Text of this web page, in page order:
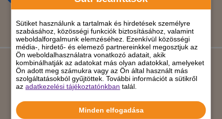
Sütiket használunk a tartalmak és hirdetések személyre
szabásához, közösségi funkciók biztosításához, valamint
weboldalforgalmunk elemzéséhez. Ezenkívül közösségi
média-, hirdető- és elemező partnereinkkel megosztjuk az
Ön weboldalhasználatra vonatkozó adatait, akik
kombinálhatják az adatokat más olyan adatokkal, amelyeket
Ön adott meg számukra vagy az Ön által használt más
szolgáltatásokból gyűjtöttek. További információt a sütikről
azadatkezelési tájékoztatónkban talál.
Minden elfogadása
Árukereső.hu